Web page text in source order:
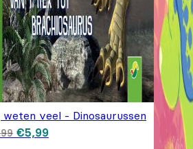
weten veel - Dinosaurussen
Oorspronkelijke prijs was: €7,99.
€5,99Huidige prijs is: €5,99.